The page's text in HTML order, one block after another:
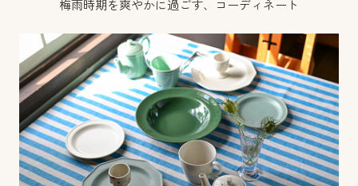
梅雨時期を爽やかに過ごす、コーディネート